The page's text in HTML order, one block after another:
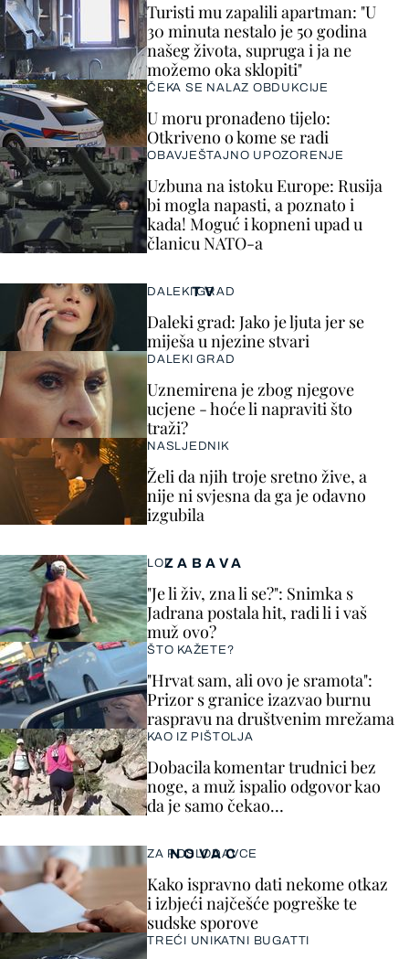
Turisti mu zapalili apartman: "U
30 minuta nestalo je 50 godina
našeg života, supruga i ja ne
možemo oka sklopiti"
ČEKA SE NALAZ OBDUKCIJE
U moru pronađeno tijelo:
Otkriveno o kome se radi
OBAVJEŠTAJNO UPOZORENJE
Uzbuna na istoku Europe: Rusija
bi mogla napasti, a poznato i
kada! Moguć i kopneni upad u
članicu NATO-a
ZABAVA
LOL
"Je li živ, zna li se?": Snimka s
Jadrana postala hit, radi li i vaš
muž ovo?
ŠTO KAŽETE?
"Hrvat sam, ali ovo je sramota":
Prizor s granice izazvao burnu
raspravu na društvenim mrežama
KAO IZ PIŠTOLJA
Dobacila komentar trudnici bez
noge, a muž ispalio odgovor kao
da je samo čekao…
TV
DALEKI GRAD
Daleki grad: Jako je ljuta jer se
miješa u njezine stvari
DALEKI GRAD
Uznemirena je zbog njegove
ucjene - hoće li napraviti što
traži?
NASLJEDNIK
Želi da njih troje sretno žive, a
nije ni svjesna da ga je odavno
izgubila
NOVAC
ZA POSLODAVCE
Kako ispravno dati nekome otkaz
i izbjeći najčešće pogreške te
sudske sporove
TREĆI UNIKATNI BUGATTI